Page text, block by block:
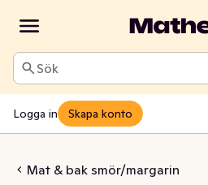
Sök
Logga in Skapa konto
Mat & bak smör/margarin
Laktosfri 80%